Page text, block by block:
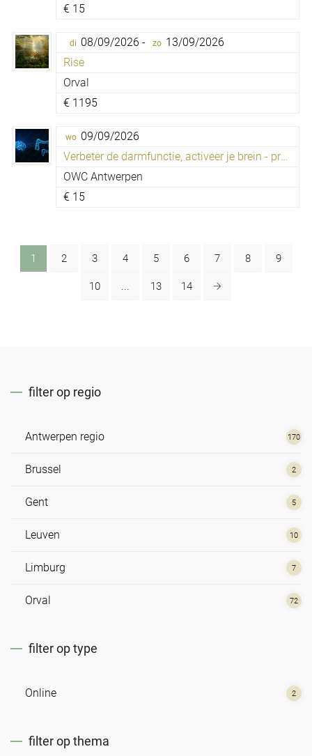
€ 15
di 08/09/2026 - zo 13/09/2026
Rise
Orval
€ 1195
wo 09/09/2026
Verbeter de darmfunctie, activeer je brein - proefles
OWC Antwerpen
€ 15
1 2 3 4 5 6 7 8 9
10 ... 13 14
filter op regio
Antwerpen regio 170
Brussel 2
Gent 5
Leuven 10
Limburg 7
Orval 72
filter op type
Online 2
filter op thema